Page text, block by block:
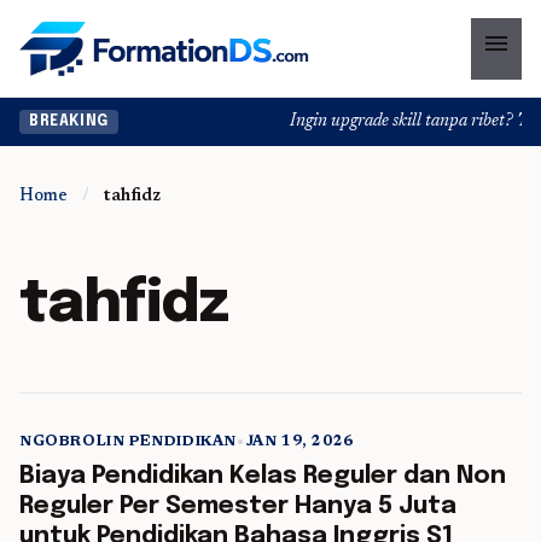
menu
BREAKING Ingin upgrade skill tanpa ribet?
Home / tahfidz
tahfidz
5 min read
NGOBROLIN PENDIDIKAN• JAN 19, 2026
Biaya Pendidikan Kelas Reguler dan Non
Reguler Per Semester Hanya 5 Juta
untuk Pendidikan Bahasa Inggris S1